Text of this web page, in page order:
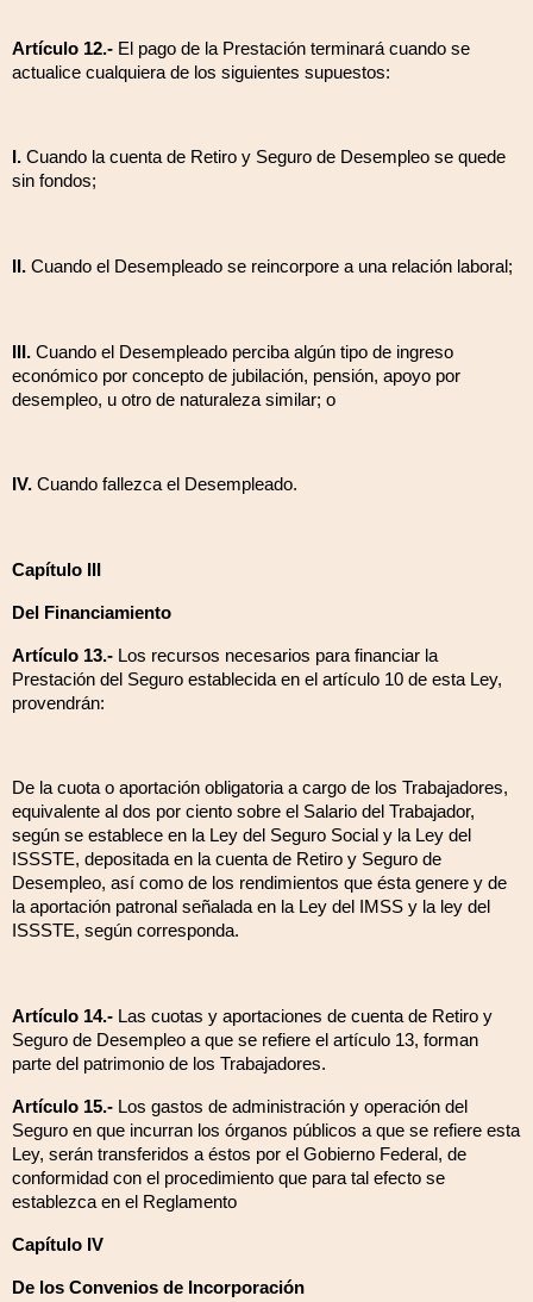
Artículo 12.- El pago de la Prestación terminará cuando se
actualice cualquiera de los siguientes supuestos:
I. Cuando la cuenta de Retiro y Seguro de Desempleo se quede
sin fondos;
II. Cuando el Desempleado se reincorpore a una relación laboral;
III. Cuando el Desempleado perciba algún tipo de ingreso
económico por concepto de jubilación, pensión, apoyo por
desempleo, u otro de naturaleza similar; o
IV. Cuando fallezca el Desempleado.
Capítulo III
Del Financiamiento
Artículo 13.- Los recursos necesarios para financiar la
Prestación del Seguro establecida en el artículo 10 de esta Ley,
provendrán:
De la cuota o aportación obligatoria a cargo de los Trabajadores,
equivalente al dos por ciento sobre el Salario del Trabajador,
según se establece en la Ley del Seguro Social y la Ley del
ISSSTE, depositada en la cuenta de Retiro y Seguro de
Desempleo, así como de los rendimientos que ésta genere y de
la aportación patronal señalada en la Ley del IMSS y la ley del
ISSSTE, según corresponda.
Artículo 14.- Las cuotas y aportaciones de cuenta de Retiro y
Seguro de Desempleo a que se refiere el artículo 13, forman
parte del patrimonio de los Trabajadores.
Artículo 15.- Los gastos de administración y operación del
Seguro en que incurran los órganos públicos a que se refiere esta
Ley, serán transferidos a éstos por el Gobierno Federal, de
conformidad con el procedimiento que para tal efecto se
establezca en el Reglamento
Capítulo IV
De los Convenios de Incorporación